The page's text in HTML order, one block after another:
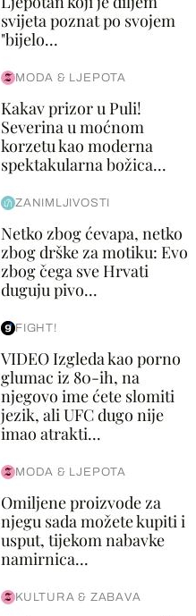
svijeta poznat po svojem
"bijelo...
MODA & LJEPOTA
Kakav prizor u Puli!
Severina u moćnom
korzetu kao moderna
spektakularna božica...
ZANIMLJIVOSTI
Netko zbog ćevapa, netko
zbog drške za motiku: Evo
zbog čega sve Hrvati
duguju pivo...
FIGHT!
VIDEO Izgleda kao porno
glumac iz 80-ih, na
njegovo ime ćete slomiti
jezik, ali UFC dugo nije
imao atrakti...
MODA & LJEPOTA
Omiljene proizvode za
njegu sada možete kupiti i
usput, tijekom nabavke
namirnica...
KULTURA & ZABAVA